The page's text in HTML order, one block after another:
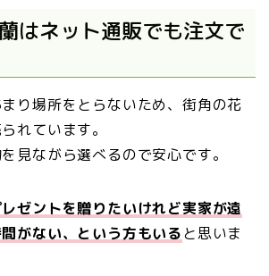
はネット通販でも注文で
り場所をとらないため、街角の花
れています。
見ながら選べるので安心です。
ゼントを贈りたいけれど実家が遠
がない、という方もいると思いま